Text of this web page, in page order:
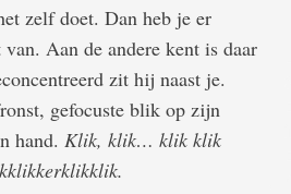
zelf doet. Dan heb je er
Aan de andere kent is daar
zit hij naast je.
gefocuste blik op zijn
hand. Klik, klik… klik klik